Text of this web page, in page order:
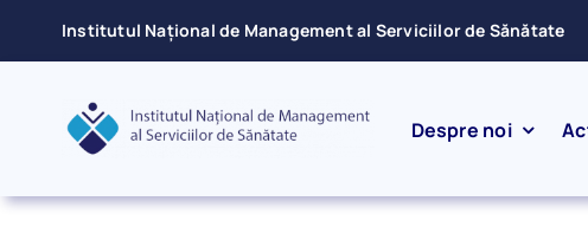
Institutul Național de Management al Serviciilor de Sănătate
Despre noi